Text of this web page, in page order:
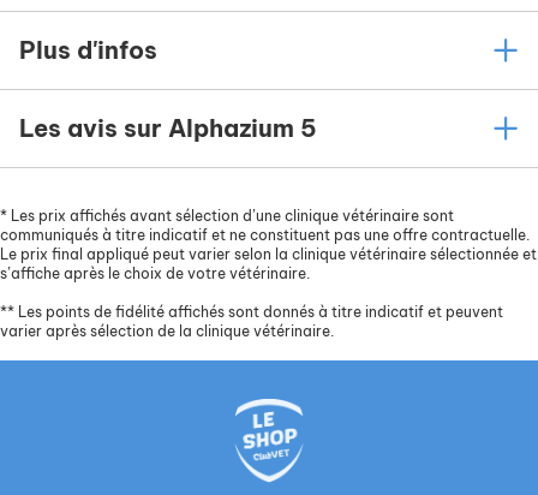
Plus d'infos
Les avis sur Alphazium 5
* Les prix affichés avant sélection d’une clinique vétérinaire sont
communiqués à titre indicatif et ne constituent pas une offre contractuelle.
Le prix final appliqué peut varier selon la clinique vétérinaire sélectionnée et
s’affiche après le choix de votre vétérinaire.
** Les points de fidélité affichés sont donnés à titre indicatif et peuvent
varier après sélection de la clinique vétérinaire.